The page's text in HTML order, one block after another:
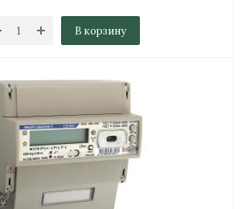
В корзину